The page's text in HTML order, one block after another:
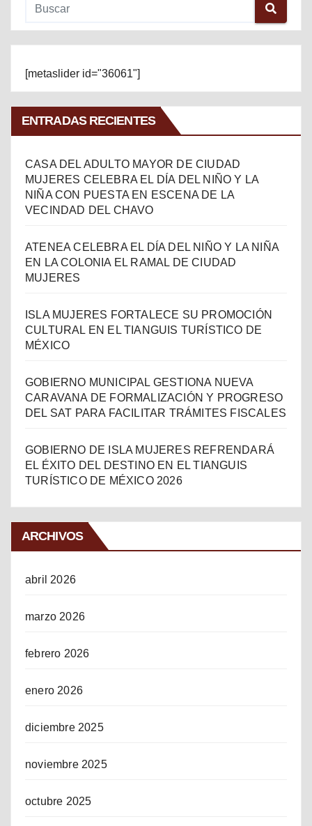
[metaslider id="36061"]
ENTRADAS RECIENTES
CASA DEL ADULTO MAYOR DE CIUDAD
MUJERES CELEBRA EL DÍA DEL NIÑO Y LA
NIÑA CON PUESTA EN ESCENA DE LA
VECINDAD DEL CHAVO
ATENEA CELEBRA EL DÍA DEL NIÑO Y LA NIÑA
EN LA COLONIA EL RAMAL DE CIUDAD
MUJERES
ISLA MUJERES FORTALECE SU PROMOCIÓN
CULTURAL EN EL TIANGUIS TURÍSTICO DE
MÉXICO
GOBIERNO MUNICIPAL GESTIONA NUEVA
CARAVANA DE FORMALIZACIÓN Y PROGRESO
DEL SAT PARA FACILITAR TRÁMITES FISCALES
GOBIERNO DE ISLA MUJERES REFRENDARÁ
EL ÉXITO DEL DESTINO EN EL TIANGUIS
TURÍSTICO DE MÉXICO 2026
ARCHIVOS
abril 2026
marzo 2026
febrero 2026
enero 2026
diciembre 2025
noviembre 2025
octubre 2025